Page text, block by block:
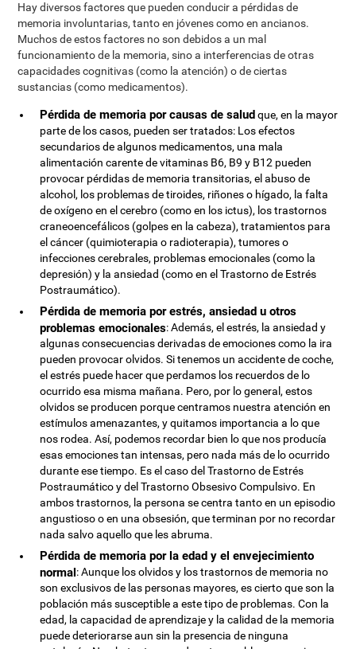
Hay diversos factores que pueden conducir a pérdidas de
memoria involuntarias, tanto en jóvenes como en ancianos.
Muchos de estos factores no son debidos a un mal
funcionamiento de la memoria, sino a interferencias de otras
capacidades cognitivas (como la atención) o de ciertas
sustancias (como medicamentos).
Pérdida de memoria por causas de saludque, en la mayor
parte de los casos, pueden ser tratados: Los efectos
secundarios de algunos medicamentos, una mala
alimentación carente de vitaminas B6, B9 y B12 pueden
provocar pérdidas de memoria transitorias, el abuso de
alcohol, los problemas de tiroides, riñones o hígado, la falta
de oxígeno en el cerebro (como en los ictus), los trastornos
craneoencefálicos (golpes en la cabeza), tratamientos para
el cáncer (quimioterapia o radioterapia), tumores o
infecciones cerebrales, problemas emocionales (como la
depresión) y la ansiedad (como en el Trastorno de Estrés
Postraumático).
Pérdida de memoria por estrés, ansiedad u otros
problemas emocionales: Además, el estrés, la ansiedad y
algunas consecuencias derivadas de emociones como la ira
pueden provocar olvidos. Si tenemos un accidente de coche,
el estrés puede hacer que perdamos los recuerdos de lo
ocurrido esa misma mañana. Pero, por lo general, estos
olvidos se producen porque centramos nuestra atención en
estímulos amenazantes, y quitamos importancia a lo que
nos rodea. Así, podemos recordar bien lo que nos producía
esas emociones tan intensas, pero nada más de lo ocurrido
durante ese tiempo. Es el caso del Trastorno de Estrés
Postraumático y del Trastorno Obsesivo Compulsivo. En
ambos trastornos, la persona se centra tanto en un episodio
angustioso o en una obsesión, que terminan por no recordar
nada salvo aquello que les abruma.
Pérdida de memoria por la edad y el envejecimiento
normal: Aunque los olvidos y los trastornos de memoria no
son exclusivos de las personas mayores, es cierto que son la
población más susceptible a este tipo de problemas. Con la
edad, la capacidad de aprendizaje y la calidad de la memoria
puede deteriorarse aun sin la presencia de ninguna